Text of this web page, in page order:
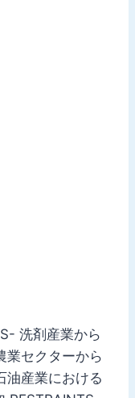
洗剤産業から
業セクターから
油産業における